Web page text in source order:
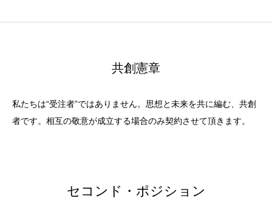
共創憲章
私たちは“受注者”ではありません。思想と未来を共に編む、共創
者です。相互の敬意が成立する場合のみ契約させて頂きます。
セコンド・ポジション